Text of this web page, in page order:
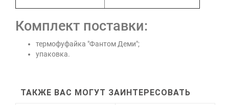
Комплект поставки:
термофуфайка "Фантом Деми";
упаковка.
ТАКЖЕ ВАС МОГУТ ЗАИНТЕРЕСОВАТЬ